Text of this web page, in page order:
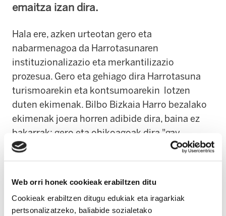
Web orri honek cookieak erabiltzen ditu
Cookieak erabiltzen ditugu edukiak eta iragarkiak
pertsonalizatzeko, baliabide sozialetako
emaitza izan dira.
Hala ere, azken urteotan gero eta
nabarmenagoa da Harrotasunaren
instituzionalizazio eta merkantilizazio
prozesua. Gero eta gehiago dira Harrotasuna
turismoarekin eta kontsumoarekin lotzen
duten ekimenak. Bilbo Bizkaia Harro bezalako
ekimenak joera horren adibide dira, baina ez
bakarrak: gero eta ohikoagoak dira "gay
friendly" marketin kanpainak edo Harrotasuna
negozio aukera bihurtzen duten ekimen
geratzen dira, gure identitateak eta bizipenak